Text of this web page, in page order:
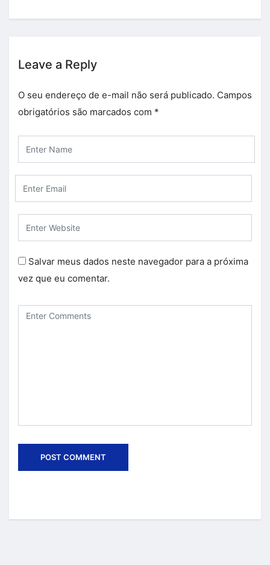
Leave a Reply
O seu endereço de e-mail não será publicado. Campos
obrigatórios são marcados com *
Salvar meus dados neste navegador para a próxima
vez que eu comentar.